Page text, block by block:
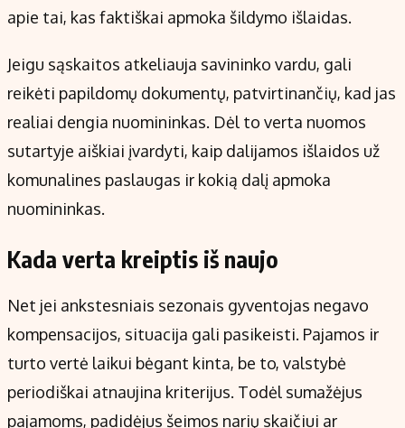
apie tai, kas faktiškai apmoka šildymo išlaidas.
Jeigu sąskaitos atkeliauja savininko vardu, gali
reikėti papildomų dokumentų, patvirtinančių, kad jas
realiai dengia nuomininkas. Dėl to verta nuomos
sutartyje aiškiai įvardyti, kaip dalijamos išlaidos už
komunalines paslaugas ir kokią dalį apmoka
nuomininkas.
Kada verta kreiptis iš naujo
Net jei ankstesniais sezonais gyventojas negavo
kompensacijos, situacija gali pasikeisti. Pajamos ir
turto vertė laikui bėgant kinta, be to, valstybė
periodiškai atnaujina kriterijus. Todėl sumažėjus
pajamoms, padidėjus šeimos narių skaičiui ar